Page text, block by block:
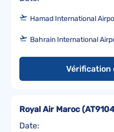
Hamad International
Bahrain International
Vérification
Date:
Royal Air Maroc (AT9104